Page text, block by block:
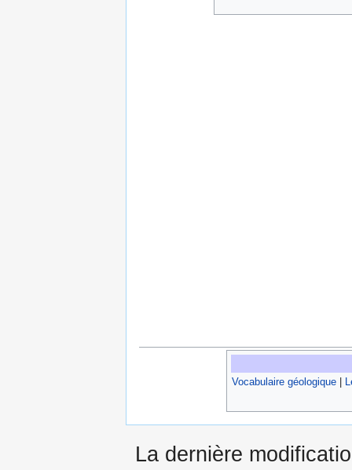
Vocabulaire géologique|
La dernière